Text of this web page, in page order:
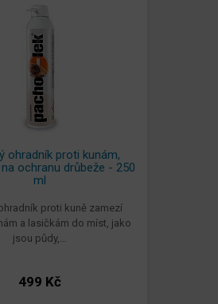
ohradník proti kunám,
ochranu drůbeže - 250
ml
proti kuně zamezí
a lasičkám do míst, jako
jsou půdy,…
499 Kč